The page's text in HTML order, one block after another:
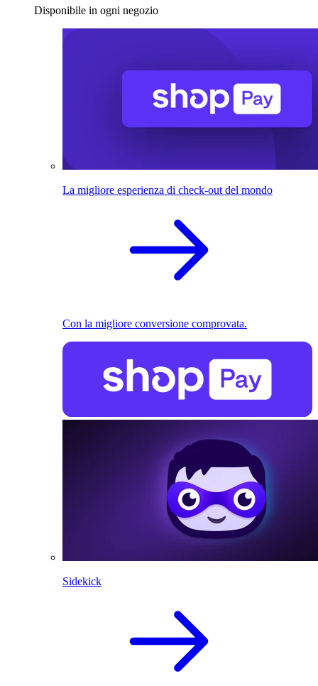
Disponibile in ogni negozio
La migliore esperienza di check-out del mondo
Con la migliore conversione comprovata.
Sidekick